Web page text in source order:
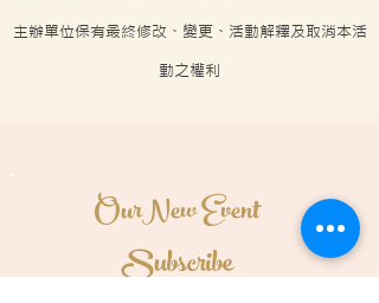
主辦單位保有最終修改、變更、活動解釋及取消本活
動之權利
OurNew Event
Subscribe